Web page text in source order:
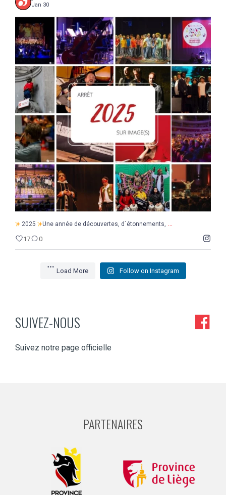
Jan 30
2025 Une année de découvertes, d`étonnements, ...
2025 Une année de découvertes, d`étonnements, ...
17 0
Load More Follow on Instagram
SUIVEZ-NOUS
Suivez notre page officielle
PARTENAIRES